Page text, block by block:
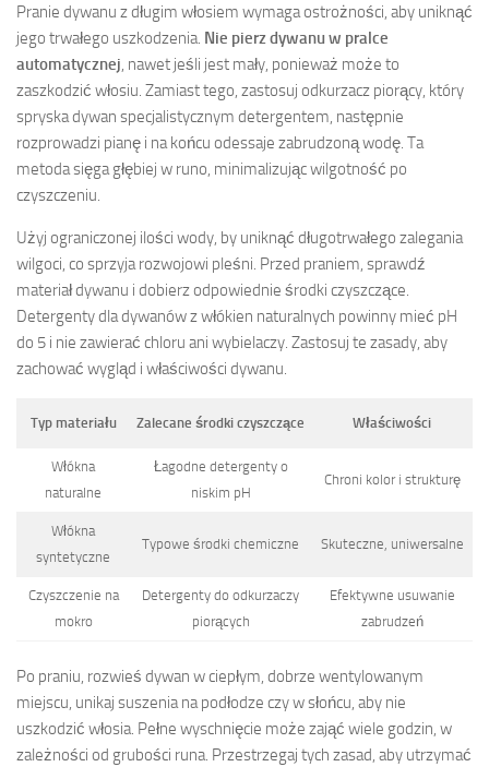
Pranie dywanu z długim włosiem wymaga ostrożności, aby uniknąć
jego trwałego uszkodzenia. Nie pierz dywanu w pralce
automatycznej, nawet jeśli jest mały, ponieważ może to
zaszkodzić włosiu. Zamiast tego, zastosuj odkurzacz piorący, który
spryska dywan specjalistycznym detergentem, następnie
rozprowadzi pianę i na końcu odessaje zabrudzoną wodę. Ta
metoda sięga głębiej w runo, minimalizując wilgotność po
czyszczeniu.
Użyj ograniczonej ilości wody, by uniknąć długotrwałego zalegania
wilgoci, co sprzyja rozwojowi pleśni. Przed praniem, sprawdź
materiał dywanu i dobierz odpowiednie środki czyszczące.
Detergenty dla dywanów z włókien naturalnych powinny mieć pH
do 5 i nie zawierać chloru ani wybielaczy. Zastosuj te zasady, aby
zachować wygląd i właściwości dywanu.
Typ materiału Zalecane środki czyszczące Właściwości
Włókna
naturalne
Łagodne detergenty o
niskim pH
Chroni kolor i strukturę
Włókna
syntetyczne
Typowe środki chemiczne Skuteczne, uniwersalne
Czyszczenie na
mokro
Detergenty do odkurzaczy
piorących
Efektywne usuwanie
zabrudzeń
Po praniu, rozwieś dywan w ciepłym, dobrze wentylowanym
miejscu, unikaj suszenia na podłodze czy w słońcu, aby nie
uszkodzić włosia. Pełne wyschnięcie może zająć wiele godzin, w
zależności od grubości runa. Przestrzegaj tych zasad, aby utrzymać